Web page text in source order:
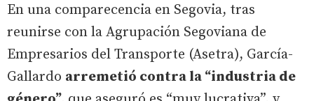
En una comparecencia en Segovia, tras
reunirse con la Agrupación Segoviana de
Empresarios del Transporte (Asetra), García-
Gallardo arremetió contra la “industria de